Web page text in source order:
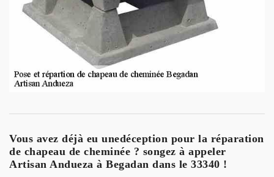
Vous avez déjà eu unedéception pour la réparation
de chapeau de cheminée ? songez à appeler
Artisan Andueza à Begadan dans le 33340 !